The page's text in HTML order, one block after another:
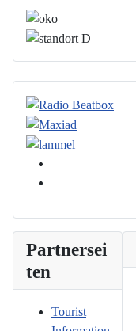
Partnersei
ten
Tourist